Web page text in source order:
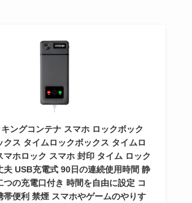
ングコンテナ スマホ ロックボック
クス タイムロックボックス タイムロ
マホロック スマホ 封印 タイム ロック
夫 USB充電式 90日の連続使用時間 静
つの充電口付き 時間を自由に設定 コ
帯便利 禁煙 スマホやゲームのやりす